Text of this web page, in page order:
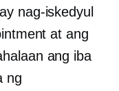
nag-iskedyul
at ang
ang iba
ng